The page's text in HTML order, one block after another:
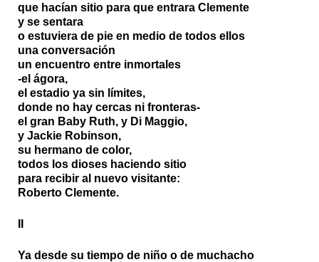
que hacían sitio para que entrara Clemente
y se sentara
o estuviera de pie en medio de todos ellos
una conversación
un encuentro entre inmortales
-el ágora,
el estadio ya sin límites,
donde no hay cercas ni fronteras-
el gran Baby Ruth, y Di Maggio,
y Jackie Robinson,
su hermano de color,
todos los dioses haciendo sitio
para recibir al nuevo visitante:
Roberto Clemente.
Ya desde su tiempo de niño o de muchacho